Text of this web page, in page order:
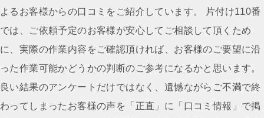
ゲ
ー
シ
ョ
ン
よるお客様からの口コミをご紹介しています。 片付け110番
では、ご依頼予定のお客様が安心してご相談して頂くため
に、実際の作業内容をご確認頂ければ、お客様のご要望に沿
った作業可能かどうかの判断のご参考になるかと思います。
良い結果のアンケートだけではなく、遺憾ながらご不満で終
わってしまったお客様の声を「正直」に「口コミ情報」で掲